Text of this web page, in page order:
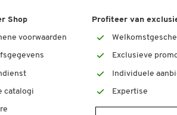
Shop
voorwaarden
catalogi
Profiteer van
Exclusieve
Individuele
Expertise